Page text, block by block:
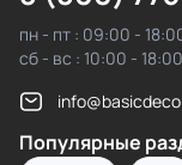
пн - пт : 09:00 -
сб - вс : 10:00 - 18:00
Популярные